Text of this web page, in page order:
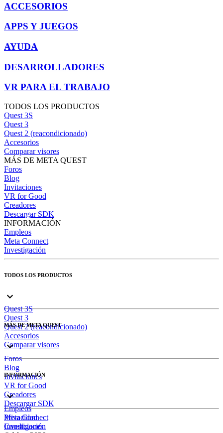
ACCESORIOS
APPS Y JUEGOS
AYUDA
DESARROLLADORES
VR PARA EL TRABAJO
TODOS LOS PRODUCTOS
Quest 3S
Quest 3
Quest 2 (reacondicionado)
Accesorios
Comparar visores
MÁS DE META QUEST
Foros
Blog
Invitaciones
VR for Good
Creadores
Descargar SDK
INFORMACIÓN
Empleos
Meta Connect
Investigación
TODOS LOS PRODUCTOS
Quest 3S
Quest 3
Quest 2 (reacondicionado)
Accesorios
Comparar visores
MÁS DE META QUEST
Foros
Blog
Invitaciones
VR for Good
Creadores
Descargar SDK
INFORMACIÓN
Empleos
Meta Connect
Investigación
Privacidad
Condiciones